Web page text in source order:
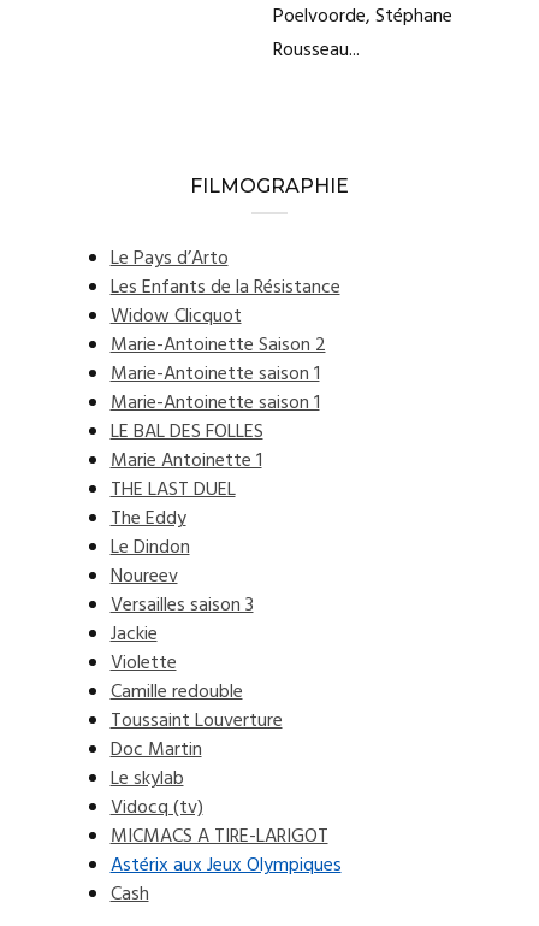
Poelvoorde, Stéphane
Rousseau...
FILMOGRAPHIE
Le Pays d’Arto
Les Enfants de la Résistance
Widow Clicquot
Marie-Antoinette Saison 2
Marie-Antoinette saison 1
Marie-Antoinette saison 1
LE BAL DES FOLLES
Marie Antoinette 1
THE LAST DUEL
The Eddy
Le Dindon
Noureev
Versailles saison 3
Jackie
Violette
Camille redouble
Toussaint Louverture
Doc Martin
Le skylab
Vidocq (tv)
MICMACS A TIRE-LARIGOT
Astérix aux Jeux Olympiques
Cash